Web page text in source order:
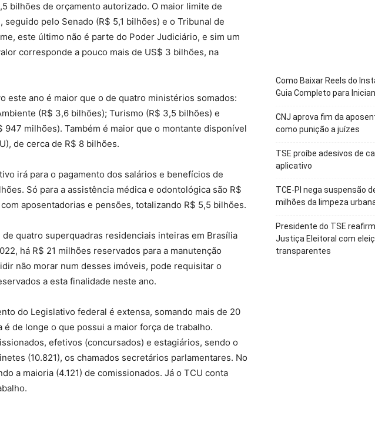
bilhões de orçamento autorizado. O maior limite de
seguido pelo Senado (R$ 5,1 bilhões) e o Tribunal de
este último não é parte do Poder Judiciário, e sim um
corresponde a pouco mais de US$ 3 bilhões, na
este ano é maior que o de quatro ministérios somados:
(R$ 3,6 bilhões); Turismo (R$ 3,5 bilhões) e
947 milhões). Também é maior que o montante disponível
de cerca de R$ 8 bilhões.
irá para o pagamento dos salários e benefícios de
Só para a assistência médica e odontológica são R$
aposentadorias e pensões, totalizando R$ 5,5 bilhões.
quatro superquadras residenciais inteiras em Brasília
há R$ 21 milhões reservados para a manutenção
não morar num desses imóveis, pode requisitar o
a esta finalidade neste ano.
do Legislativo federal é extensa, somando mais de 20
é de longe o que possui a maior força de trabalho.
efetivos (concursados) e estagiários, sendo o
(10.821), os chamados secretários parlamentares. No
a maioria (4.121) de comissionados. Já o TCU conta
Como Baixar Reels do
Guia Completo para
CNJ aprova fim da
como punição a juízes
TSE proíbe adesivos de
aplicativo
TCE-PI nega suspensão
milhões da limpeza
Presidente do TSE
Justiça Eleitoral com
transparentes